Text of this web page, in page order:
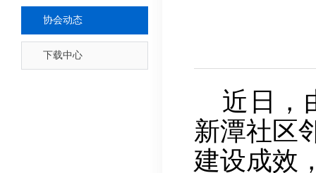
协会动态
下载中心
近日，
新潭社区
建设成效